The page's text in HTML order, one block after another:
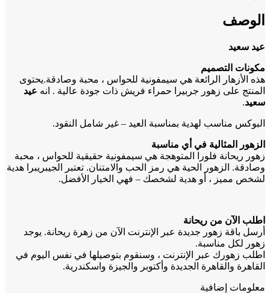
الوصف
عيد سعيد
مكونات التصميم
هذه الأزهار الرائعة هي سيمفونية للحواس ، محبة وصادقة.يحتوى
المنتج على زهور جربيرا حمراء فريش ذات جودة عالية . انه عيد
سعيد.
البوكس مناسب لهدية بمناسبة العيد – غير شامل النقود.
الزهور المثالية في أي مناسبة
زهور ريحانة فلورا المتوهجة هي سيمفونية حقيقية للحواس ، محبة
وصادقة. الزهور الحية هي رمز الحب والامتنان. تعتبر الجيبريبرا هدية
لشخص مميز ، أو هدية لشخصك – فهي الخيار الأفضل.
اطلب الآن من ريحانة
أرسل باقة زهور جديدة عبر الإنترنت الآن من زهرة ريحانة. يوجد
زهور لكل مناسبة.
اطلب زهورك عبر الإنترنت ، وسنقوم بتوصيلها في نفس اليوم في
القاهرة والقاهرة الجديدة وأكتوبر والجيزة واسكندرية.
معلومات إضافية